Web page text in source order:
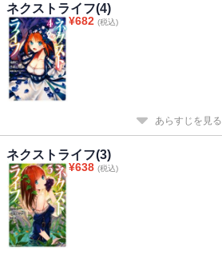
ネクストライフ(4)
¥682 (税込)
あらすじを見る
ネクストライフ(3)
¥638 (税込)